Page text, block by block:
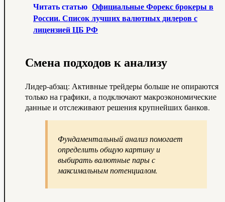
Читать статью Официальные Форекс брокеры в
России. Список лучших валютных дилеров с
лицензией ЦБ РФ
Смена подходов к анализу
Лидер-абзац: Активные трейдеры больше не опираются
только на графики, а подключают макроэкономические
данные и отслеживают решения крупнейших банков.
Фундаментальный анализ помогает
определить общую картину и
выбирать валютные пары с
максимальным потенциалом.